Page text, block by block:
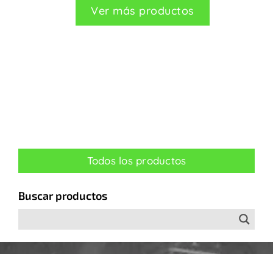
Ver más productos
Todos los productos
Buscar productos